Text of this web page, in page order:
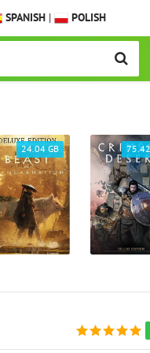
SPANISH | POLISH
24.04 GB